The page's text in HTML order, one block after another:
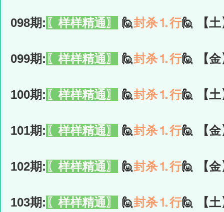
098期: 〖样样精通〗 🙋封杀⒈行🙋 【
099期: 〖样样精通〗 🙋封杀⒈行🙋 【
100期: 〖样样精通〗 🙋封杀⒈行🙋 【
101期: 〖样样精通〗 🙋封杀⒈行🙋 【
102期: 〖样样精通〗 🙋封杀⒈行🙋 【
103期: 〖样样精通〗 🙋封杀⒈行🙋 【